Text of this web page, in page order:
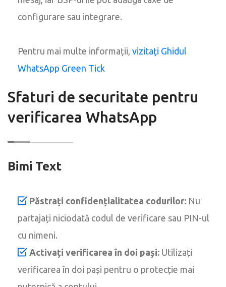
configurare sau integrare.
Pentru mai multe informații, vizitați Ghidul
WhatsApp Green Tick
Sfaturi de securitate pentru
verificarea WhatsApp
Bimi Text
Păstrați confidențialitatea codurilor: Nu
partajați niciodată codul de verificare sau PIN-ul
cu nimeni.
Activați verificarea în doi pași: Utilizați
verificarea în doi pași pentru o protecție mai